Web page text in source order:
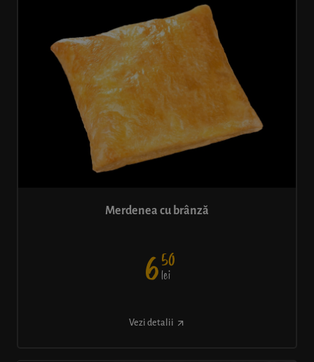
Merdenea cu brânză
650
lei
Vezi detalii